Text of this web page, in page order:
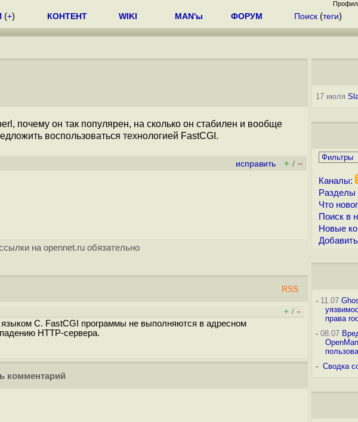
(+) КОНТЕНТ WIKI MAN'ы ФОРУМ Поиск (теги)
почему он так популярен, на сколько он стабилен и вообще
воспользоваться технологией FastCGI.
исправить + / –
на opennet.ru обязательно
RSS
+ / –
C. FastCGI программы не выполняются в адресном
HTTP-сервера.
комментарий
17 июля
Каналы:
Разделы
Что
Поиск в
Новые
-11.07
права
-08.07
- Сводка